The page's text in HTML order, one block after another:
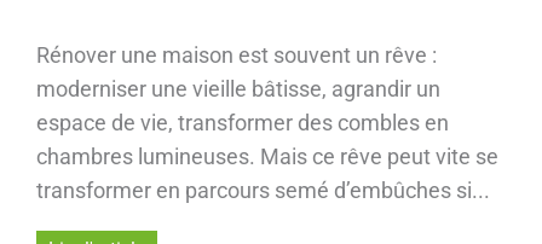
Rénover une maison est souvent un rêve :
moderniser une vieille bâtisse, agrandir un
espace de vie, transformer des combles en
chambres lumineuses. Mais ce rêve peut vite se
transformer en parcours semé d’embûches si...